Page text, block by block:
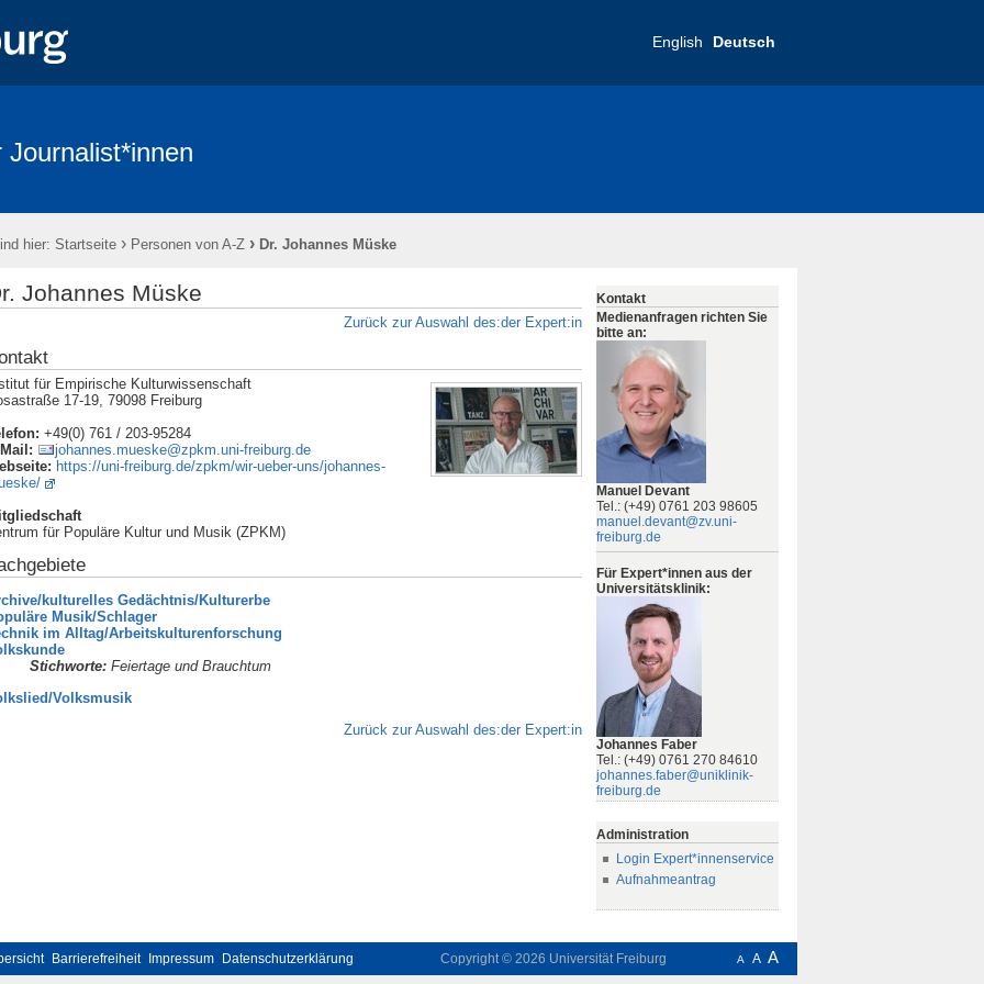
English Deutsch
hier: Startseite › Personen von A-Z › Dr. Johannes Müske
Johannes Müske
Zurück zur Auswahl des:der Expert:in
für Empirische Kulturwissenschaft
17-19, 79098 Freiburg
+49(0) 761 / 203-95284
johannes.mueske@zpkm.uni-freiburg.de
https://uni-freiburg.de/zpkm/wir-ueber-uns/johannes-
für Populäre Kultur und Musik (ZPKM)
kulturelles Gedächtnis/Kulturerbe
Musik/Schlager
im Alltag/Arbeitskulturenforschung
Stichworte: Feiertage und Brauchtum
Volksmusik
Zurück zur Auswahl des:der Expert:in
Kontakt
Medienanfragen richten Sie
bitte an:
Manuel Devant
Tel.: (+49) 0761 203 98605
manuel.devant@zv.uni-
freiburg.de
Für Expert*innen aus der
Universitätsklinik:
Johannes Faber
Tel.: (+49) 0761 270 84610
johannes.faber@uniklinik-
freiburg.de
Administration
Login Expert*innenservice
Aufnahmeantrag
Barrierefreiheit Impressum Datenschutzerklärung A A A
Copyright © 2026 Universität Freiburg